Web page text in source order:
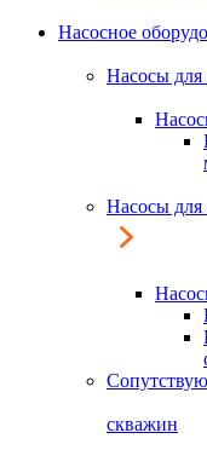
Насосное
Насосы для
Насосы для
скважин